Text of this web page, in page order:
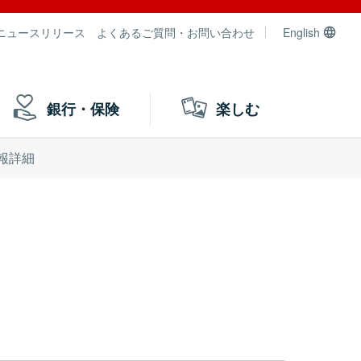
ュースリリース よくあるご質問・お問い合わせ English
銀行・保険 楽しむ
詳細